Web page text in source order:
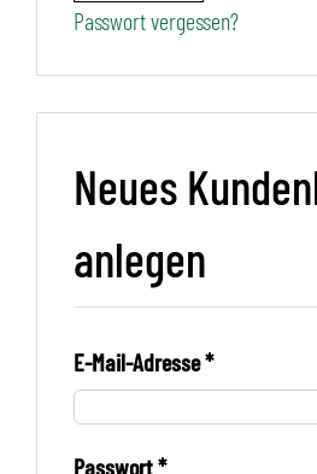
Passwort vergessen?
Neues
anlegen
E-Mail-Adresse*
Passwort*